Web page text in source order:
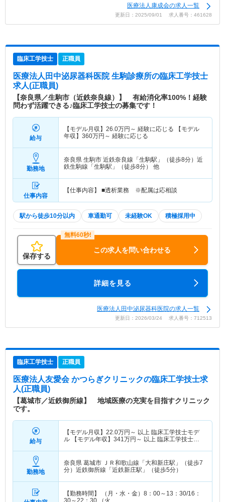
医療法人康成会の求人一覧
更新日：2025/09/01 求人番号：461628
臨床工学技士 正職員
医療法人田中泌尿器科医院 生駒診療所の臨床工学技士
求人(正職員)
【奈良県／生駒市（近鉄奈良線）】 有給消化率100%！経験
問わず活躍できる♪臨床工学技士の募集です！
給与
【モデル月収】 26.0万円～ 経験に応じる 【モデル
年収】 360万円～ 経験に応じる
勤務地
奈良県 生駒市 近鉄奈良線「生駒駅」（徒歩8分）近
鉄生駒線「生駒駅」（徒歩8分） 他
仕事内容
【仕事内容】 ■透析業務 ※配属は応相談
駅から徒歩10分以内 車通勤可 未経験OK 積極採用中
保存する
この求人を問い合わせる
詳細を見る
医療法人田中泌尿器科医院の求人一覧
更新日：2026/03/24 求人番号：712513
臨床工学技士 正職員
医療法人友愛会 かつらぎクリニックの臨床工学技士求
人(正職員)
【葛城市／近鉄御所線】 地域医療の充実を目指すクリニック
です。
給与
【モデル月収】 22.0万円～ 以上 臨床工学技士モデ
ル 【モデル年収】 341万円～ 以上 臨床工学技士モ
勤務地
奈良県 葛城市 ＪＲ和歌山線「大和新庄駅」（徒歩7
分）近鉄御所線「近鉄新庄駅」（徒歩5分）
【勤務時間】 （月・水・金）8：00～13：30/16：